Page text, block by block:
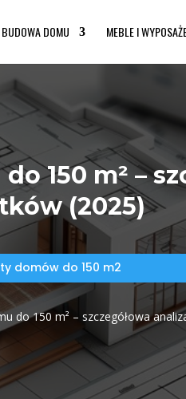
BUDOWA DOMU MEBLE I
150 m² –
(2025)
domów do 150 m2
do 150 m² – szczegółowa